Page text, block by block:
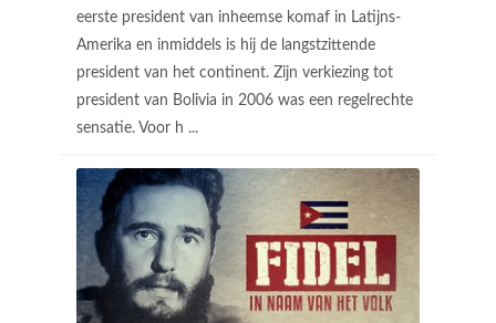
eerste president van inheemse komaf in Latijns-
Amerika en inmiddels is hij de langstzittende
president van het continent. Zijn verkiezing tot
president van Bolivia in 2006 was een regelrechte
sensatie. Voor h ...